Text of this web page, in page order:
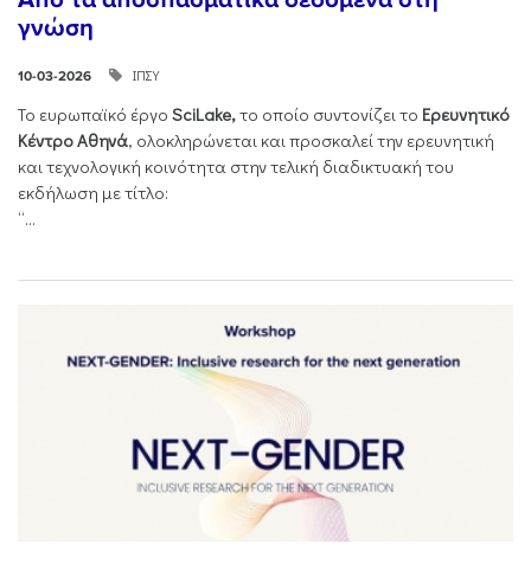
γνώση
10-03-2026 ΙΠΣΥ
Το ευρωπαϊκό έργο SciLake,το οποίο συντονίζει το Ερευνητικό
Κέντρο Αθηνά, ολοκληρώνεται και προσκαλεί την ερευνητική
και τεχνολογική κοινότητα στην τελική διαδικτυακή του
εκδήλωση με τίτλο:
“...